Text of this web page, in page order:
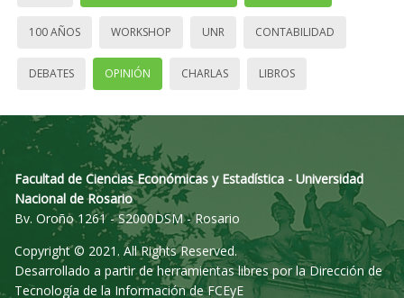
100 AÑOS WORKSHOP UNR CONTABILIDAD
DEBATES OPINIÓN CHARLAS LIBROS
Facultad de Ciencias Económicas y Estadística - Universidad
Nacional de Rosario
Bv. Oroño 1261 - S2000DSM - Rosario
Copyright © 2021. All Rights Reserved.
Desarrollado a partir de herramientas libres por la Dirección de
Tecnología de la Información de FCEyE